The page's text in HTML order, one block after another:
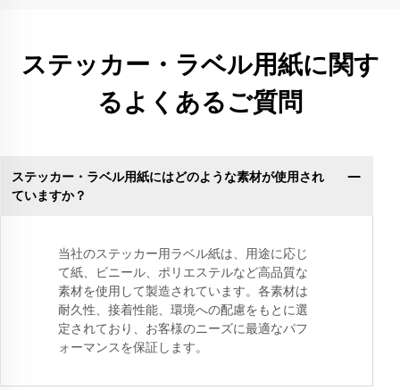
ステッカー・ラベル用紙に関す
るよくあるご質問
ステッカー・ラベル用紙にはどのような素材が使用され
ていますか？
当社のステッカー用ラベル紙は、用途に応じ
て紙、ビニール、ポリエステルなど高品質な
素材を使用して製造されています。各素材は
耐久性、接着性能、環境への配慮をもとに選
定されており、お客様のニーズに最適なパフ
ォーマンスを保証します。